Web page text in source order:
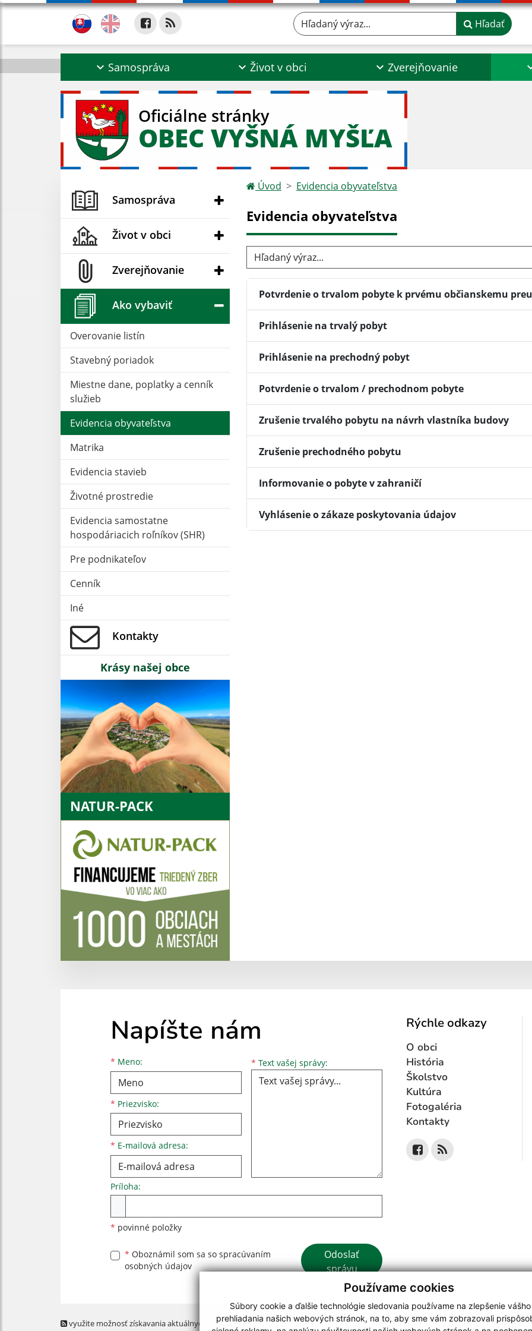
Používame cookies
Súbory cookie a ďalšie technológie sledovania používame na zlepšenie
prehliadania našich webových stránok, na to, aby sme vám zobrazovali
Hľadaný výraz... Hľadať
Samospráva Život v obci Zverejňovanie
Oficiálne stránky
OBEC VYŠNÁ MYŠĽA
Samospráva
Život v obci
Zverejňovanie
Ako vybaviť
Overovanie listín
Stavebný poriadok
Miestne dane, poplatky a cenník
služieb
Evidencia obyvateľstva
Matrika
Evidencia stavieb
Životné prostredie
Evidencia samostatne
hospodáriacich roľníkov (SHR)
Pre podnikateľov
Cenník
Iné
Kontakty
Krásy našej obce
NATUR-PACK
Úvod Evidencia obyvateľstva
Evidencia obyvateľstva
Hľadaný výraz...
Potvrdenie o trvalom pobyte k prvému občianskemu
Prihlásenie na trvalý pobyt
Prihlásenie na prechodný pobyt
Potvrdenie o trvalom / prechodnom pobyte
Zrušenie trvalého pobytu na návrh vlastníka budovy
Zrušenie prechodného pobytu
Informovanie o pobyte v zahraničí
Vyhlásenie o zákaze poskytovania údajov
Napíšte nám
* Meno:
Meno
* Priezvisko:
Priezvisko
* E-mailová adresa:
E-mailová adresa * Text vašej správy: Text vašej správy...
Príloha:
* povinné položky
* Oboznámil som sa so spracúvaním
osobných údajov
Google reCaptcha Response
Odoslať
správu
Rýchle odkazy
O obci
História
Školstvo
Kultúra
Fotogaléria
Kontakty
využite možnosť získavania aktuálnych informácií s